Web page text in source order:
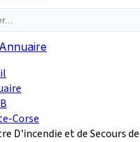
Annuaire
Corse
D'incendie et de Secours